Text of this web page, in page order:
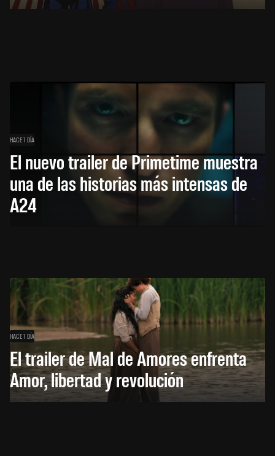
HACE 1 DÍA
El nuevo trailer de Primetime muestra
una de las historias más intensas de
A24
HACE 1 DÍA
El trailer de Mal de Amores enfrenta
Amor, libertad y revolución